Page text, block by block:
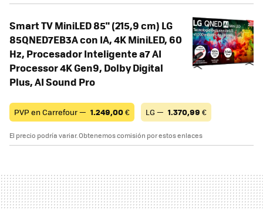
Smart TV MiniLED 85" (215,9 cm) LG
85QNED7EB3A con IA, 4K MiniLED, 60
Hz, Procesador Inteligente a7 AI
Processor 4K Gen9, Dolby Digital
Plus, AI Sound Pro
PVP en Carrefour — 1.249,00€ LG — 1.370,99 €
El precio podría variar. Obtenemos comisión por estos enlaces